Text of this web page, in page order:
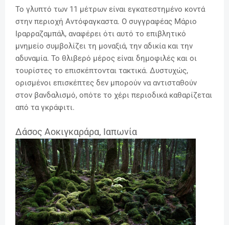
Το γλυπτό των 11 μέτρων είναι εγκατεστημένο κοντά
στην περιοχή Αντόφαγκαστα. Ο συγγραφέας Μάριο
Ιραρραζαμπάλ, αναφέρει ότι αυτό το επιβλητικό
μνημείο συμβολίζει τη μοναξιά, την αδικία και την
αδυναμία. Το θλιβερό μέρος είναι δημοφιλές και οι
τουρίστες το επισκέπτονται τακτικά. Δυστυχώς,
ορισμένοι επισκέπτες δεν μπορούν να αντισταθούν
στον βανδαλισμό, οπότε το χέρι περιοδικά καθαρίζεται
από τα γκράφιτι.
Δάσος Αοκιγκαράρα, Ιαπωνία